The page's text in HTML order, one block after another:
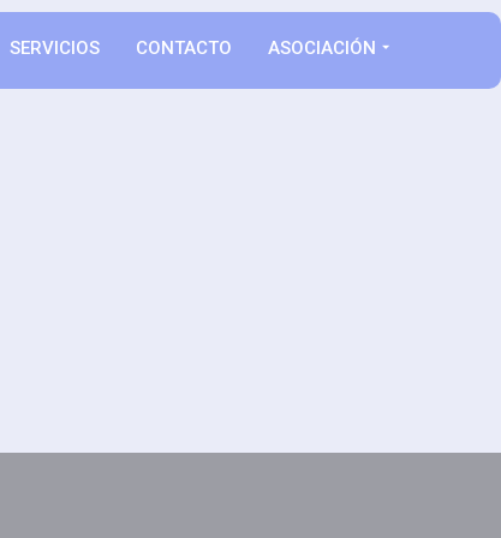
SERVICIOS CONTACTO ASOCIACIÓN